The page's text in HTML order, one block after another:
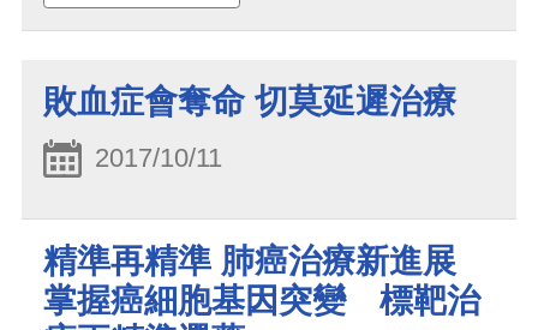
敗血症會奪命 切莫延遲治療
2017/10/11
精準再精準 肺癌治療新進展
掌握癌細胞基因突變 標靶治